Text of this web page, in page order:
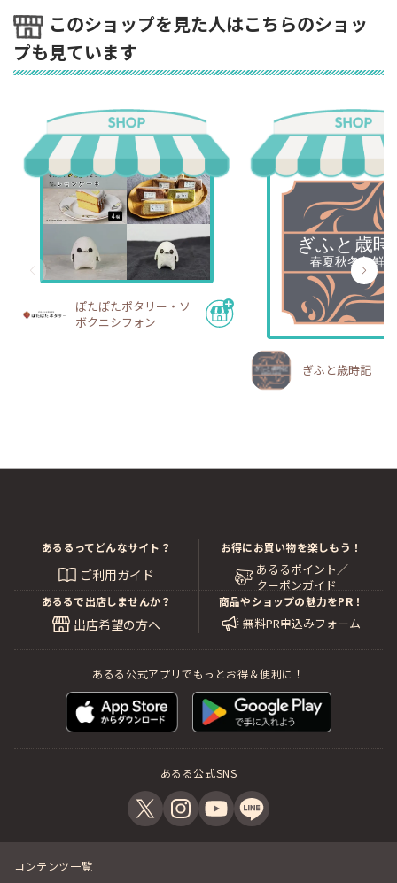
ラクター、キャッチコピーやちょっとしたセリフ、ハッ
例：一途な愛の伴走者 ほっこり愛の守護神 「生涯か
けて幸せにします！」「一生かわいがってね」#ほめら
れると伸びます #最高の彼氏 since 2000 ISFP 冒険
家 etc.
記念日を彩り、日常に寄り添うラブサイン
このショップを見た人はこちらのショッ
プも見ています
ぽたぽたポタリー・ソ
ボクニシフォン
ぎふと歳時記
あるるってどんなサイト？
ご利用ガイド
お得にお買い物を楽しもう！
あるるポイント／
クーポンガイド
あるるで出店しませんか？
出店希望の方へ
商品やショップの魅力をPR！
無料PR申込みフォーム
あるる公式アプリでもっとお得＆便利に！
あるる公式SNS
コンテンツ一覧